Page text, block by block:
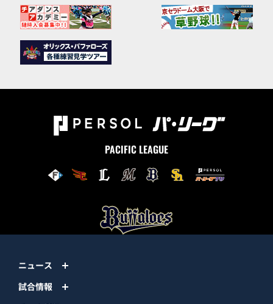
PACIFIC LEAGUE
ニュース
試合情報